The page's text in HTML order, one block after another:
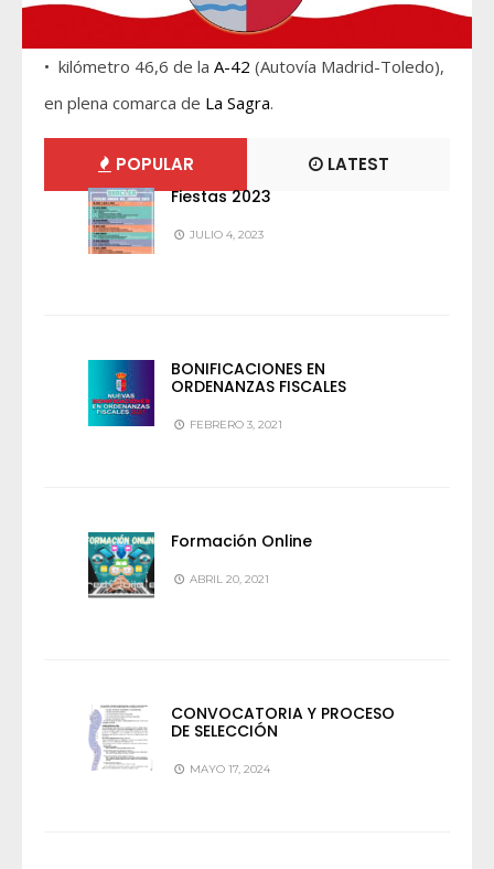
• kilómetro 46,6 de la A-42 (Autovía Madrid-Toledo),
en plena comarca de La Sagra.
POPULAR LATEST
Fiestas 2023
JULIO 4, 2023
BONIFICACIONES EN
ORDENANZAS FISCALES
FEBRERO 3, 2021
Formación Online
ABRIL 20, 2021
CONVOCATORIA Y PROCESO
DE SELECCIÓN
MAYO 17, 2024